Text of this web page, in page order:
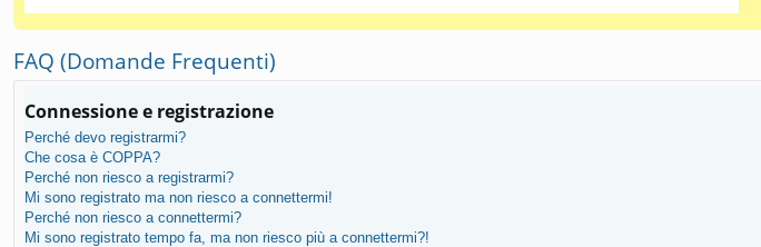
FAQ (Domande Frequenti)
Connessione e registrazione
Perché devo registrarmi?
Che cosa è COPPA?
Perché non riesco a registrarmi?
Mi sono registrato ma non riesco a connettermi!
Perché non riesco a connettermi?
Mi sono registrato tempo fa, ma non riesco più a connettermi?!